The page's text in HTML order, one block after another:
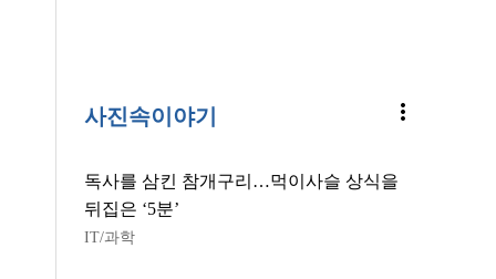
사진속이야기 more_vert
독사를 삼킨 참개구리…먹이사슬 상식을
뒤집은 ‘5분’
IT/과학